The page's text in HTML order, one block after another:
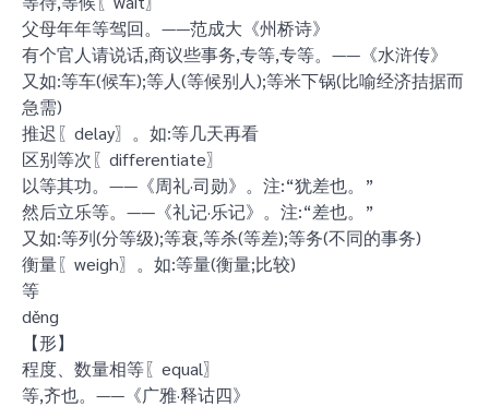
父母年年等驾回。——范成大《州桥诗》
有个官人请说话,商议些事务,专等,专等。——《水浒传》
又如:等车(候车);等人(等候别人);等米下锅(比喻经济拮据而
急需)
推迟〖delay〗。如:等几天再看
区别等次〖differentiate〗
以等其功。——《周礼·司勋》。注:“犹差也。”
然后立乐等。——《礼记·乐记》。注:“差也。”
又如:等列(分等级);等衰,等杀(等差);等务(不同的事务)
衡量〖weigh〗。如:等量(衡量;比较)
等
děng
【形】
程度、数量相等〖equal〗
等,齐也。——《广雅·释诂四》